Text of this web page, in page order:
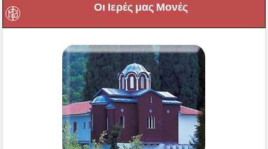
Οι Ιερές μας Μονές